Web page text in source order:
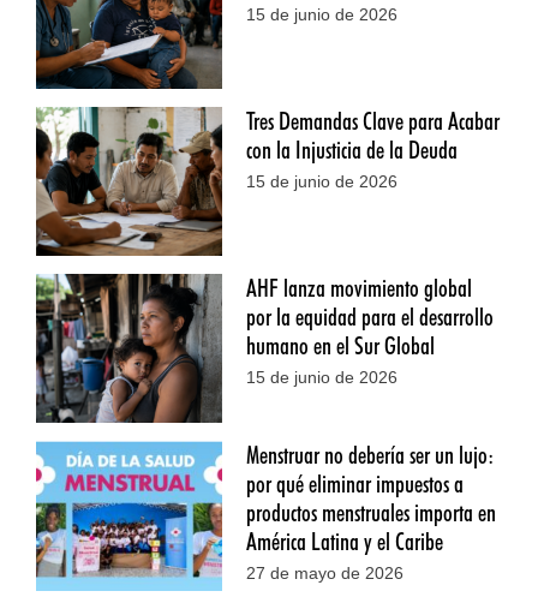
15 de junio de 2026
Tres Demandas Clave para Acabar
con la Injusticia de la Deuda
15 de junio de 2026
AHF lanza movimiento global
por la equidad para el desarrollo
humano en el Sur Global
15 de junio de 2026
Menstruar no debería ser un lujo:
por qué eliminar impuestos a
productos menstruales importa en
América Latina y el Caribe
27 de mayo de 2026